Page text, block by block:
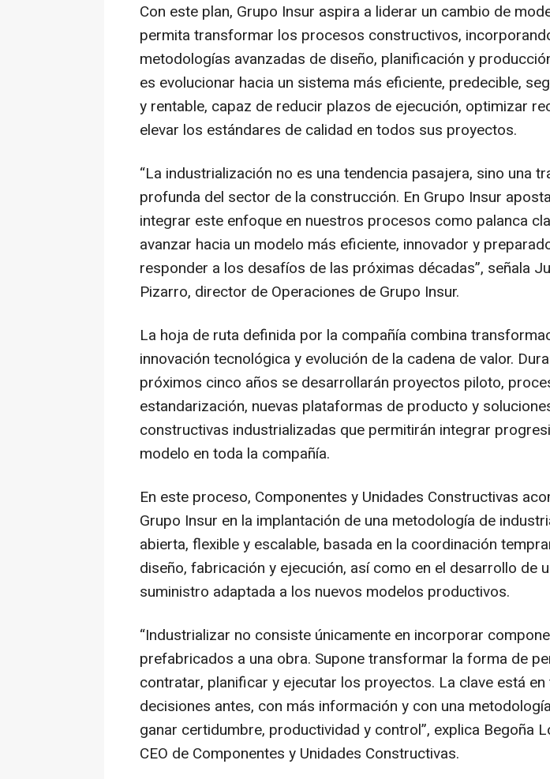
Con este plan, Grupo Insur aspira a liderar un cambio de
permita transformar los procesos constructivos,
metodologías avanzadas de diseño, planificación y
es evolucionar hacia un sistema más eficiente, predecible,
y rentable, capaz de reducir plazos de ejecución, optimizar
elevar los estándares de calidad en todos sus proyectos.
“La industrialización no es una tendencia pasajera, sino una
profunda del sector de la construcción. En Grupo Insur
integrar este enfoque en nuestros procesos como palanca
avanzar hacia un modelo más eficiente, innovador y
responder a los desafíos de las próximas décadas”, señala
Pizarro, director de Operaciones de Grupo Insur.
La hoja de ruta definida por la compañía combina
innovación tecnológica y evolución de la cadena de valor.
próximos cinco años se desarrollarán proyectos piloto,
estandarización, nuevas plataformas de producto y
constructivas industrializadas que permitirán integrar
modelo en toda la compañía.
En este proceso, Componentes y Unidades Constructivas
Grupo Insur en la implantación de una metodología de
abierta, flexible y escalable, basada en la coordinación
diseño, fabricación y ejecución, así como en el desarrollo de
suministro adaptada a los nuevos modelos productivos.
“Industrializar no consiste únicamente en incorporar
prefabricados a una obra. Supone transformar la forma de
contratar, planificar y ejecutar los proyectos. La clave está
decisiones antes, con más información y con una
ganar certidumbre, productividad y control”, explica Begoña
CEO de Componentes y Unidades Constructivas.